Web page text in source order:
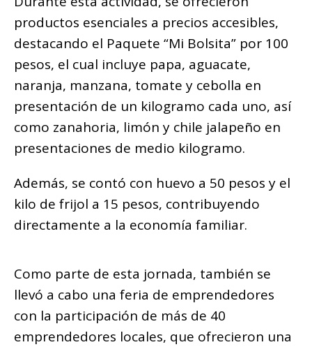
productos esenciales a precios accesibles,
destacando el Paquete “Mi Bolsita” por 100
pesos, el cual incluye papa, aguacate,
naranja, manzana, tomate y cebolla en
presentación de un kilogramo cada uno, así
como zanahoria, limón y chile jalapeño en
presentaciones de medio kilogramo.
Además, se contó con huevo a 50 pesos y el
kilo de frijol a 15 pesos, contribuyendo
directamente a la economía familiar.
Como parte de esta jornada, también se
llevó a cabo una feria de emprendedores
con la participación de más de 40
emprendedores locales, que ofrecieron una